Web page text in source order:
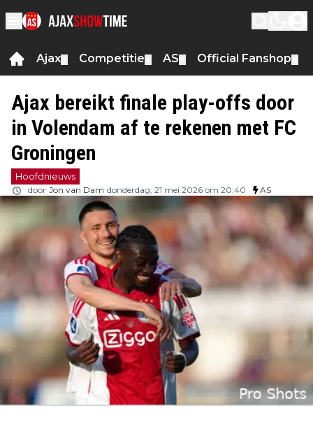
Ajax Competitie AS Official Fanshop
Ajax bereikt finale play-offs door
in Volendam af te rekenen met FC
Groningen
Hoofdnieuws
door Jon van Dam donderdag, 21 mei 2026 om 20:40 AS